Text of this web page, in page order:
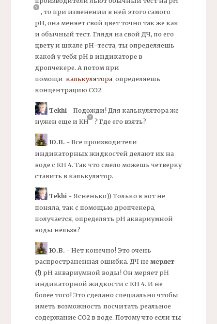
, то при изменении в ней этого самого
рН, она меняет свой цвет точно так же как
и обычный тест. Глядя на свой ДЧ, по его
цвету и шкале рН-теста, ты определяешь
какой у тебя рН в индикаторе в
дропчекере. А потом при
помощи калькулятораопределяешь
концентрацию СО2.
Tekhi- Подожди! Для калькулятора же
нужен еще и КН ? Где его взять?
Ю.В. - Все производители
индикаторных жидкостей делают их на
воде сКН 4. Так что смело можешь четверку
ставить в калькулятор.
Tekhi- Ясненько)) Только я вот не
поняла, так с помощью дропчекера,
получается, определять рН аквариумной
воды нельзя?
Ю.В. - Нет конечно! Это очень
распространенная ошибка. ДЧне меряет
(!) рН аквариумной воды! Он меряет рН
индикаторной жидкости сКН 4. И не
более того! Это сделано специально чтобы
иметь возможность посчитать реальное
содержание СО2 в воде. Потому что если ты